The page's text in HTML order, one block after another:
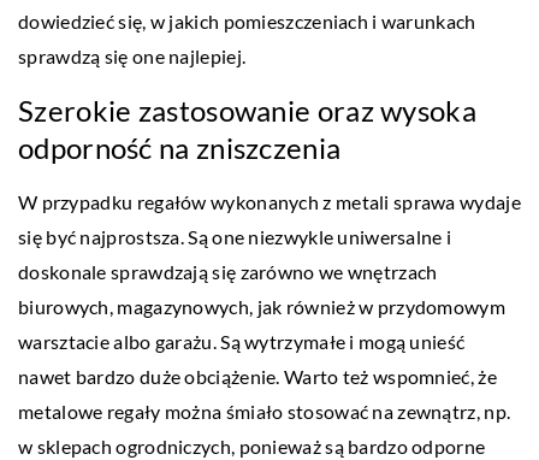
dowiedzieć się, w jakich pomieszczeniach i warunkach
sprawdzą się one najlepiej.
Szerokie zastosowanie oraz wysoka
odporność na zniszczenia
W przypadku regałów wykonanych z metali sprawa wydaje
się być najprostsza. Są one niezwykle uniwersalne i
doskonale sprawdzają się zarówno we wnętrzach
biurowych, magazynowych, jak również w przydomowym
warsztacie albo garażu. Są wytrzymałe i mogą unieść
nawet bardzo duże obciążenie. Warto też wspomnieć, że
metalowe regały można śmiało stosować na zewnątrz, np.
w sklepach ogrodniczych, ponieważ są bardzo odporne